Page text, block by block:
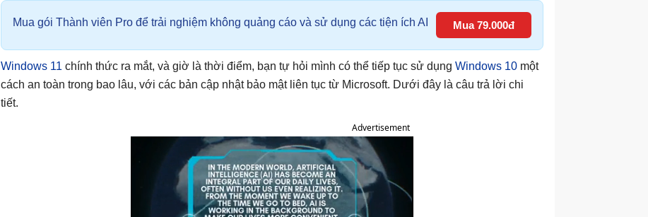
Mua gói Thành viên Pro để trải nghiệm không quảng cáo và sử dụng các tiện ích AI Mua 79.000đ
Windows 11 chính thức ra mắt, và giờ là thời điểm, bạn tự hỏi mình có thể tiếp tục sử dụng Windows 10 một
cách an toàn trong bao lâu, với các bản cập nhật bảo mật liên tục từ Microsoft. Dưới đây là câu trả lời chi
tiết.
Advertisement